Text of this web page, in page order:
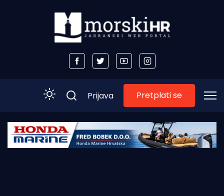
Početna
Prijava Pretplati se